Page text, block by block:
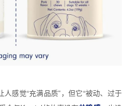
感觉“充满品质”，但它“被动、过于